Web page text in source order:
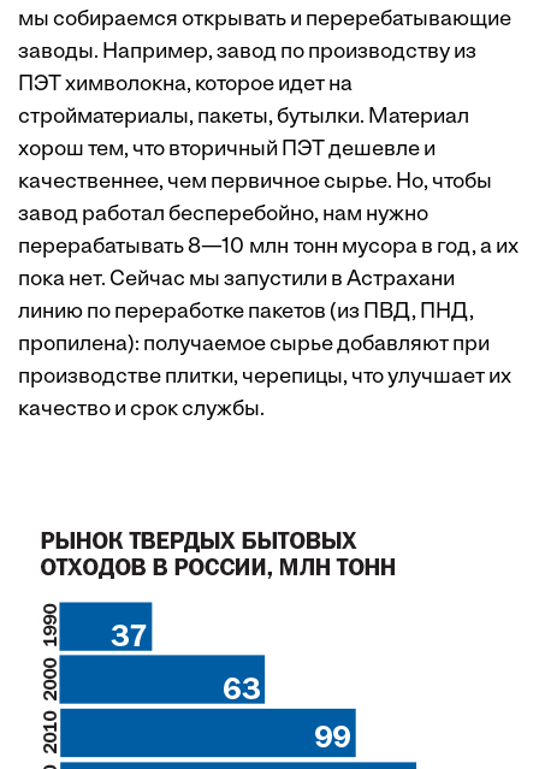
мы собираемся открывать и переребатывающие
заводы. Например, завод по производству из
ПЭТ ­химволокна, которое идет на
стройматериалы, пакеты, бутылки. Материал
хорош тем, что вторичный ПЭТ дешевле и
качественнее, чем первичное сырье. Но, чтобы
завод работал бесперебойно, нам нужно
перерабатывать 8—10 млн тонн мусора в год, а их
пока нет. Сейчас мы запустили в Астрахани
линию по переработке пакетов (из ПВД, ПНД,
пропилена): получаемое сырье добавляют при
производстве плитки, черепицы, что ­улучшает их
качество и срок службы.